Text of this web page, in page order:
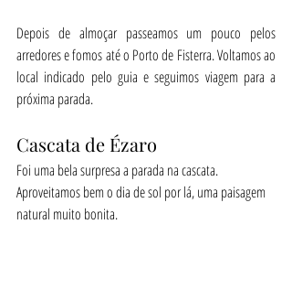
Depois de almoçar passeamos um pouco pelos
arredores e fomos até o Porto de Fisterra. Voltamos ao
local indicado pelo guia e seguimos viagem para a
próxima parada.
Cascata de Ézaro
Foi uma bela surpresa a parada na cascata.
Aproveitamos bem o dia de sol por lá, uma paisagem
natural muito bonita.